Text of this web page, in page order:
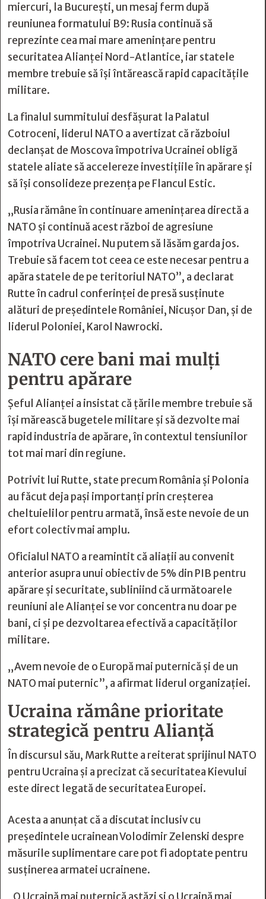
miercuri, la București, un mesaj ferm după
reuniunea formatului B9: Rusia continuă să
reprezinte cea mai mare amenințare pentru
securitatea Alianței Nord-Atlantice, iar statele
membre trebuie să își întărească rapid capacitățile
militare.
La finalul summitului desfășurat la Palatul
Cotroceni, liderul NATO a avertizat că războiul
declanșat de Moscova împotriva Ucrainei obligă
statele aliate să accelereze investițiile în apărare și
să își consolideze prezența pe Flancul Estic.
„Rusia rămâne în continuare amenințarea directă a
NATO și continuă acest război de agresiune
împotriva Ucrainei. Nu putem să lăsăm garda jos.
Trebuie să facem tot ceea ce este necesar pentru a
apăra statele de pe teritoriul NATO”, a declarat
Rutte în cadrul conferinței de presă susținute
alături de președintele României, Nicușor Dan, și de
liderul Poloniei, Karol Nawrocki.
NATO cere bani mai mulți
pentru apărare
Șeful Alianței a insistat că țările membre trebuie să
își mărească bugetele militare și să dezvolte mai
rapid industria de apărare, în contextul tensiunilor
tot mai mari din regiune.
Potrivit lui Rutte, state precum România și Polonia
au făcut deja pași importanți prin creșterea
cheltuielilor pentru armată, însă este nevoie de un
efort colectiv mai amplu.
Oficialul NATO a reamintit că aliații au convenit
anterior asupra unui obiectiv de 5% din PIB pentru
apărare și securitate, subliniind că următoarele
reuniuni ale Alianței se vor concentra nu doar pe
bani, ci și pe dezvoltarea efectivă a capacităților
militare.
„Avem nevoie de o Europă mai puternică și de un
NATO mai puternic”, a afirmat liderul organizației.
Ucraina rămâne prioritate
strategică pentru Alianță
În discursul său, Mark Rutte a reiterat sprijinul NATO
pentru Ucraina și a precizat că securitatea Kievului
este direct legată de securitatea Europei.
Acesta a anunțat că a discutat inclusiv cu
președintele ucrainean Volodimir Zelenski despre
măsurile suplimentare care pot fi adoptate pentru
susținerea armatei ucrainene.